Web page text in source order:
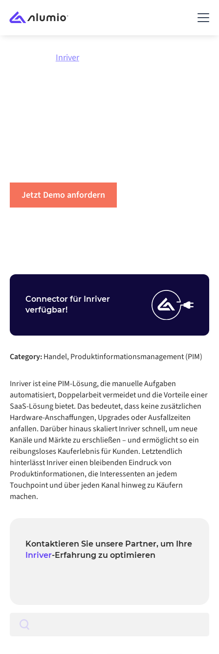
Inriver
Jetzt Demo anfordern
Connector für Inriver
verfügbar!
Category:Handel, Produktinformationsmanagement (PIM)
Inriver ist eine PIM-Lösung, die manuelle Aufgaben
automatisiert, Doppelarbeit vermeidet und die Vorteile einer
SaaS-Lösung bietet. Das bedeutet, dass keine zusätzlichen
Hardware-Anschaffungen, Upgrades oder Ausfallzeiten
anfallen. Darüber hinaus skaliert Inriver schnell, um neue
Kanäle und Märkte zu erschließen – und ermöglicht so ein
reibungsloses Kauferlebnis für Kunden. Letztendlich
hinterlässt Inriver einen bleibenden Eindruck von
Produktinformationen, die Interessenten an jedem
Touchpoint und über jeden Kanal hinweg zu Käufern
machen.
Kontaktieren Sie unsere Partner, um Ihre
Inriver-Erfahrung zu optimieren